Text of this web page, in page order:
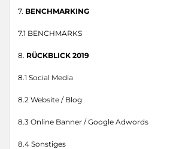
7. BENCHMARKING
7.1 BENCHMARKS
8. RÜCKBLICK 2019
8.1 Social Media
8.2 Website / Blog
8.3 Online Banner / Google Adwords
8.4 Sonstiges